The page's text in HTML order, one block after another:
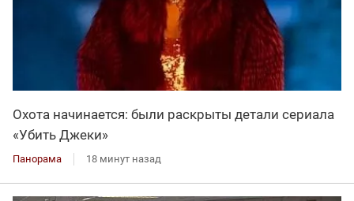
Охота начинается: были раскрыты детали сериала
«Убить Джеки»
Панорама 18 минут назад